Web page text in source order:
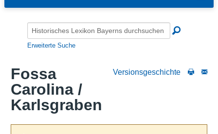
Erweiterte Suche
Versionsgeschichte
Fossa
Carolina /
Karlsgraben